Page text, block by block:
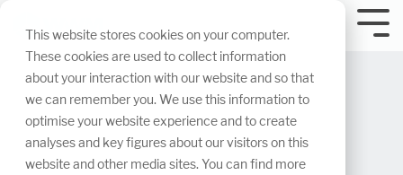
This website stores cookies on your computer.
These cookies are used to collect information
about your interaction with our website and so that
we can remember you. We use this information to
optimise your website experience and to create
analyses and key figures about our visitors on this
website and other media sites. You can find more
überspringen.